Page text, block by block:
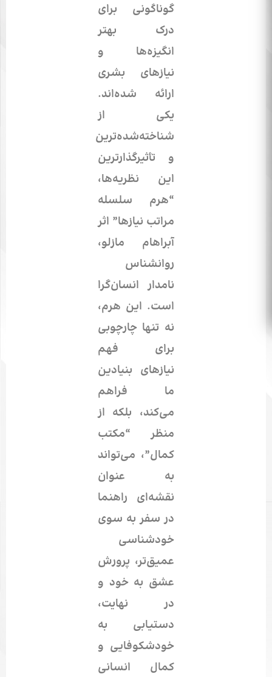
گوناگونی برای
درک بهتر
انگیزه‌ها و
نیازهای بشری
ارائه شده‌اند.
یکی از
شناخته‌شده‌ترین
و تأثیرگذارترین
این نظریه‌ها،
“هرم سلسله
مراتب نیازها” اثر
آبراهام مازلو،
روانشناس
نامدار انسان‌گرا
است. این هرم،
نه تنها چارچوبی
برای فهم
نیازهای بنیادین
ما فراهم
می‌کند، بلکه از
منظر “مکتب
کمال”، می‌تواند
به عنوان
نقشه‌ای راهنما
در سفر به سوی
خودشناسی
عمیق‌تر، پرورش
عشق به خود و
در نهایت،
دستیابی به
خودشکوفایی و
کمال انسانی